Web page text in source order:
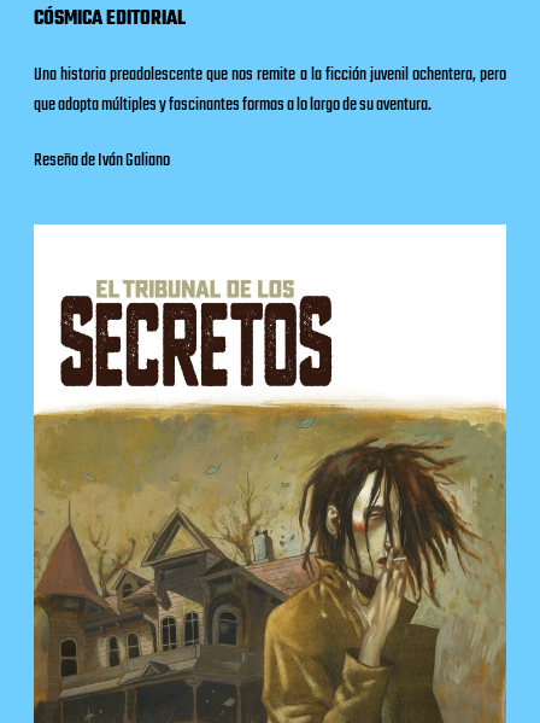
CÓSMICA EDITORIAL
Una historia preadolescente que nos remite a la ficción juvenil ochentera, pero
que adopta múltiples y fascinantes formas a lo largo de su aventura.
Reseña de Iván Galiano